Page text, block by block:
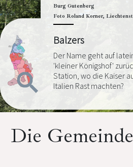
Burg Gutenberg
Foto Roland Korner,
Balzers
Der Name geht auf
'kleiner Königshof'
Station, wo die Kaiser
Italien Rast machten?
Die